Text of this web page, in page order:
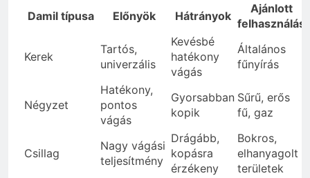
Damil típusa Előnyök Hátrányok
Ajánlott
felhasználás
Kerek
Tartós,
univerzális
Kevésbé
hatékony
vágás
Általános
fűnyírás
Négyzet
Hatékony,
pontos
vágás
Gyorsabban
kopik
Sűrű, erős
fű, gaz
Csillag
Nagy vágási
teljesítmény
Drágább,
kopásra
érzékeny
Bokros,
elhanyagolt
területek